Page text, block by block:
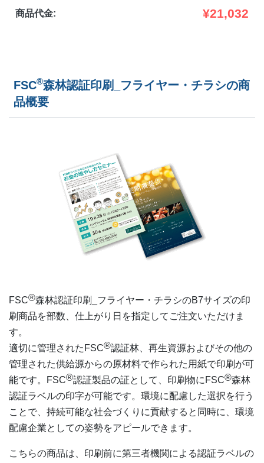
8,000部
9,500部 ¥ 26,928
10,000部
11,500部
13,500部
14,000部 ¥ 30,019
14,500部 ¥ 30,360
15,000部 ¥
15,500部 ¥
16,000部
16,500部 ¥ 31,757
商品代金: ¥21,032
FSC®森林認証印刷_フライヤー・チラシの商
品概要
FSC®森林認証印刷_フライヤー・チラシのB7サイズの印
刷商品を部数、仕上がり日を指定してご注文いただけま
す。
適切に管理されたFSC®認証林、再生資源およびその他の
管理された供給源からの原材料で作られた用紙で印刷が可
能です。FSC®認証製品の証として、印刷物にFSC®森林
認証ラベルの印字が可能です。環境に配慮した選択を行う
ことで、持続可能な社会づくりに貢献すると同時に、環境
配慮企業としての姿勢をアピールできます。
こちらの商品は、印刷前に第三者機関による認証ラベルの